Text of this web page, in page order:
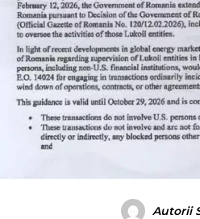
Autorii